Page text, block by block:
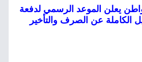
يعلن الموعد الرسمي لدفعة
الكاملة عن الصرف والتأخير